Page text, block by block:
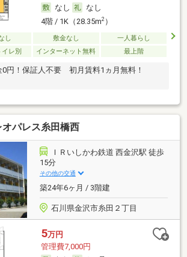
なし
なし
4階 / 1K（28.35m2）
し 敷金なし
一人暮らし
イレ別
インターネット無料 最上階
0円！保証人不要 初月賃料1ヵ月無料！
オパレス糸田橋西
ＩＲいしかわ鉄道 西金沢駅 徒歩
15分
その他の交通
築24年6ヶ月 / 3階建
石川県金沢市糸田２丁目
5万円
管理費7,000円